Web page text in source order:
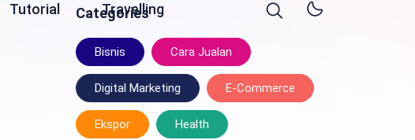
Tutorial Travelling
Categories
Bisnis Cara Jualan
Digital Marketing E-Commerce
Ekspor Health